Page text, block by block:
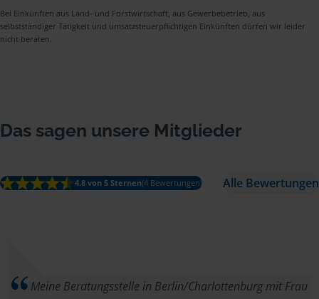
Bei Einkünften aus Land- und Forstwirtschaft, aus Gewerbebetrieb, aus
selbstständiger Tätigkeit und umsatzsteuerpflichtigen Einkünften dürfen wir leider
nicht beraten.
Das sagen unsere Mitglieder
4.8 von 5 Sternen(4 Bewertungen) Alle Bewertungen
Meine Beratungsstelle in Berlin/Charlottenburg mit Frau